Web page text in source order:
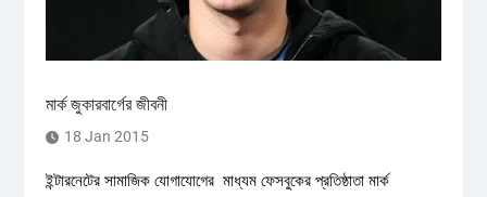
মার্ক জুকারবার্গের জীবনী
18 Jan 2015
ইন্টারনেটের সামাজিক যোগাযোগের মাধ্যম ফেসবুকের প্রতিষ্ঠাতা মার্ক